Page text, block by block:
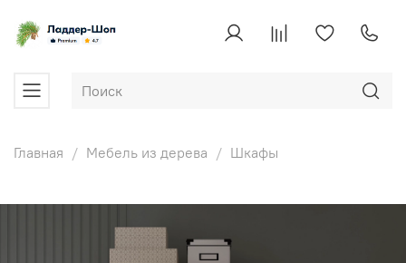
Главная Мебель из дерева Шкафы